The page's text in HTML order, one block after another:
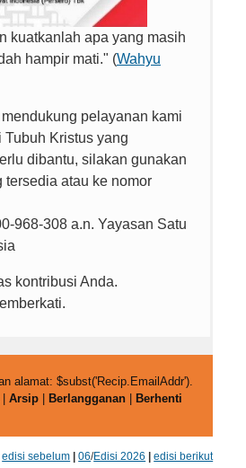
kuatkanlah apa yang masih
hampir mati." (Wahyu
pelayanan kami
Kristus yang
dibantu, silakan gunakan
tersedia atau ke nomor
968-308 a.n. Yayasan Satu
kontribusi Anda.
alamat: $subst('Recip.EmailAddr').
Arsip| Berlangganan| Berhenti
edisi sebelum |06/Edisi 2026 |edisi berikut